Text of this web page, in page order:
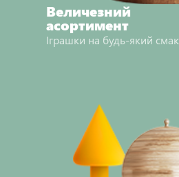
Величезний
асортимент
Іграшки на будь-який смак